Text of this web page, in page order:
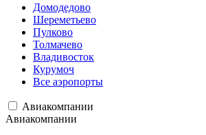
Домодедово
Шереметьево
Пулково
Толмачево
Владивосток
Курумоч
Все аэропорты
Авиакомпании
Авиакомпании